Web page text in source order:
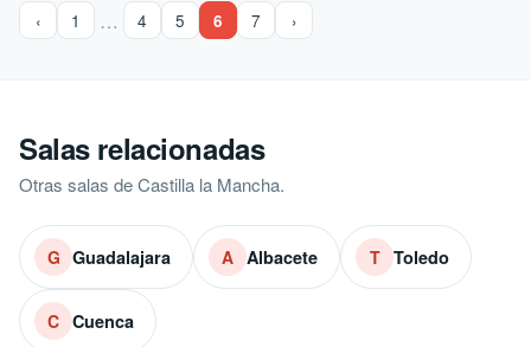
‹ 1 … 4 5 6 7 ›
Salas relacionadas
Otras salas de Castilla la Mancha.
G Guadalajara A Albacete T Toledo
C Cuenca